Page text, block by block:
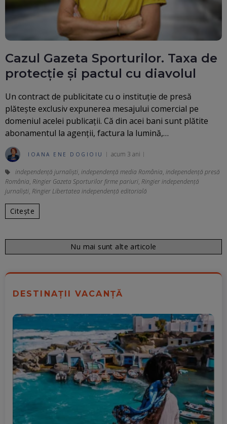
Cazul Gazeta Sporturilor. Taxa de
protecție și pactul cu diavolul
Un contract de publicitate cu o instituție de presă
plătește exclusiv expunerea mesajului comercial pe
domeniul acelei publicații. Că din acei bani sunt plătite
abonamentul la agenții, factura la lumină,…
IOANA ENE DOGIOIU acum 3 ani
independență jurnaliști, independență media România, independență presă
România, Ringier Gazeta Sporturilor firme pariuri, Ringier independență
jurnaliști, Ringier Libertatea independență editorială
Citește
Nu mai sunt alte articole
DESTINAȚII VACANȚĂ